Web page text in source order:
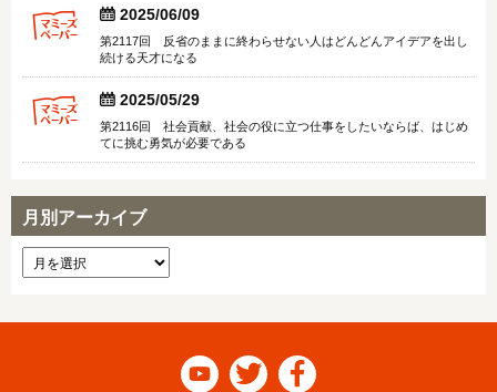
  2025/06/09
第2117回 反省のままに終わらせない人はどんどんアイデアを出し
続ける天才になる
  2025/05/29
第2116回 社会貢献、社会の役に立つ仕事をしたいならば、はじめ
てに挑む勇気が必要である
月別アーカイブ
  